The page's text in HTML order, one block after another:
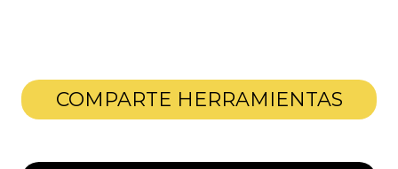
COMPARTE HERRAMIENTAS